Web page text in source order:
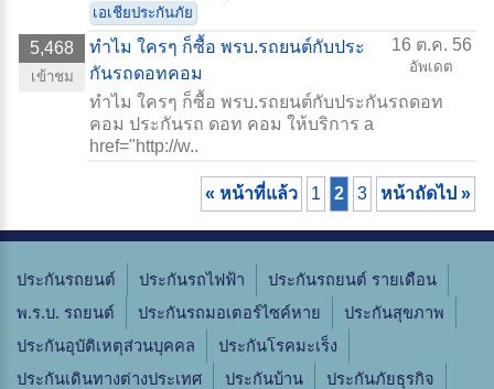
เอเชียประกันภัย
5,468
เข้าชม
ทำไม ใครๆ ก็ซื้อ พรบ.รถยนต์กับประ
กันรถดอทคอม
16 ต.ค. 56
อัพเดต
ทำไม ใครๆ ก็ซื้อ พรบ.รถยนต์กับประกันรถดอท
คอม ประกันรถ ดอท คอม ให้บริการ a
href="http://w..
« หน้าที่แล้ว 1 2 3 หน้าถัดไป »
ประกันรถยนต์ ประกันรถไฟฟ้า
ประกันรถยนต์ รายเดือน
พ.ร.บ. รถยนต์
ประกันรถมอเตอร์ไซค์หาย
ประกันสุขภาพ
ประกันอุบัติเหตุส่วนบุคคล
ประกันโรคมะเร็ง
ประกันเดินทางต่างประเทศ
ประกันบ้าน
ประกันภัยธุรกิจ